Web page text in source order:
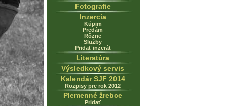
Fotografie
Inzercia
Kúpim
Predám
Rôzne
Služby
Pridať inzerát
Literatúra
Výsledkový servis
Kalendár SJF 2014
Rozpisy pre rok 2012
Plemenné žrebce
Pridať